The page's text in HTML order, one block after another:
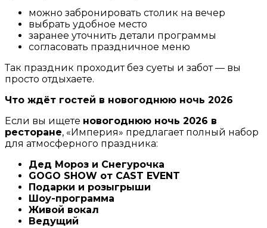
можно забронировать столик на вечер
выбрать удобное место
заранее уточнить детали программы
согласовать праздничное меню
Так праздник проходит без суеты и забот — вы
просто отдыхаете.
Что ждёт гостей в новогоднюю ночь 2026
Если вы ищете новогоднюю ночь 2026 в
ресторане, «Империя» предлагает полный набор
для атмосферного праздника:
Дед Мороз и Снегурочка
GOGO SHOW от CAST EVENT
Подарки и розыгрыши
Шоу-программа
Живой вокал
Ведущий